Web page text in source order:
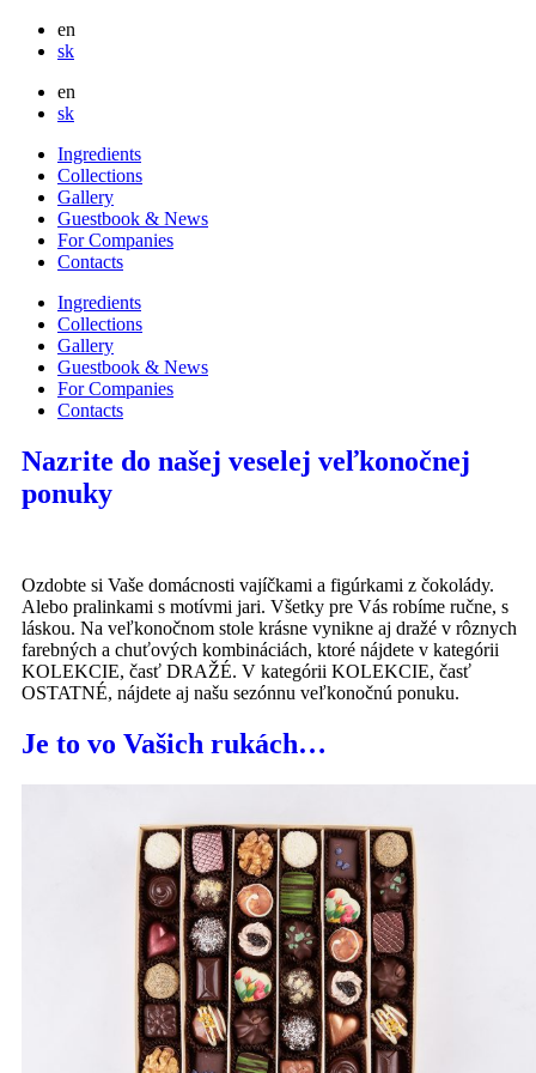
en
sk
en
sk
Ingredients
Collections
Gallery
Guestbook & News
For Companies
Contacts
Ingredients
Collections
Gallery
Guestbook & News
For Companies
Contacts
Nazrite do našej veselej veľkonočnej
ponuky
Ozdobte si Vaše domácnosti vajíčkami a figúrkami z čokolády.
Alebo pralinkami s motívmi jari. Všetky pre Vás robíme ručne, s
láskou. Na veľkonočnom stole krásne vynikne aj dražé v rôznych
farebných a chuťových kombináciách, ktoré nájdete v kategórii
KOLEKCIE, časť DRAŽÉ. V kategórii KOLEKCIE, časť
OSTATNÉ, nájdete aj našu sezónnu veľkonočnú ponuku.
Je to vo Vašich rukách…